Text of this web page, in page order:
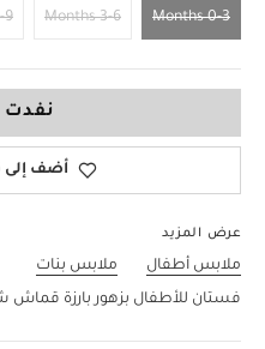
0-3 Months
3-6 Months
نفدت
أضف إلى
عرض المزيد
ملابس أطفال
ملابس بنات
فستان للأطفال بزهور بارزة قماش